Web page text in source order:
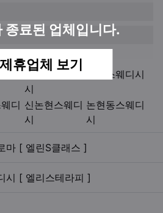
종료된 업체입니다.
휴업체 보기
디
삼성동스웨디
시
선릉스웨디시
디 신논현스웨디
시
논현동스웨디
시
마 [ 엘린S클래스 ]
시 [ 엘리스테라피 ]